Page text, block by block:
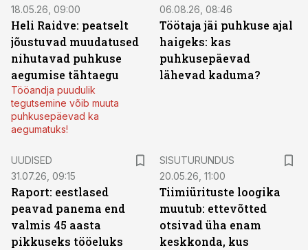
18.05.26, 09:00
Heli Raidve: peatselt
jõustuvad muudatused
nihutavad puhkuse
aegumise tähtaegu
Tööandja puudulik
tegutsemine võib muuta
puhkusepäevad ka
aegumatuks!
06.08.26, 08:46
Töötaja jäi puhkuse ajal
haigeks: kas
puhkusepäevad
lähevad kaduma?
UUDISED
31.07.26, 09:15
Raport: eestlased
peavad panema end
valmis 45 aasta
pikkuseks tööeluks
SISUTURUNDUS
20.05.26, 11:00
Tiimiürituste loogika
muutub: ettevõtted
otsivad üha enam
keskkonda, kus